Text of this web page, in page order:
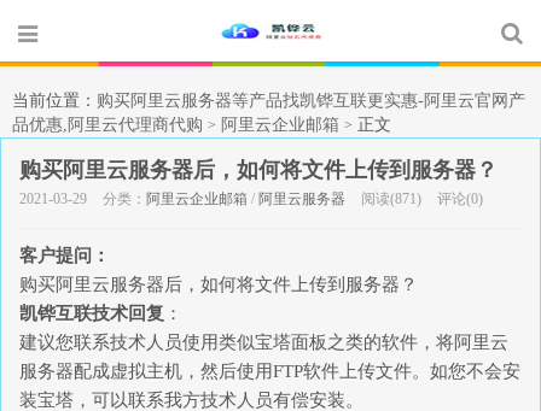
当前位置： 购买阿里云服务器等产品找凯铧互联更实惠-阿里云官网产
品优惠,阿里云代理商代购 > 阿里云企业邮箱 > 正文
购买阿里云服务器后，如何将文件上传到服务器？
2021-03-29 分类： 阿里云企业邮箱 / 阿里云服务器 阅读(871) 评论(0)
客户提问：
购买阿里云服务器后，如何将文件上传到服务器？
凯铧互联技术回复 ：
建议您联系技术人员使用类似宝塔面板之类的软件，将阿里云
服务器配成虚拟主机，然后使用FTP软件上传文件。如您不会安
装宝塔，可以联系我方技术人员有偿安装。